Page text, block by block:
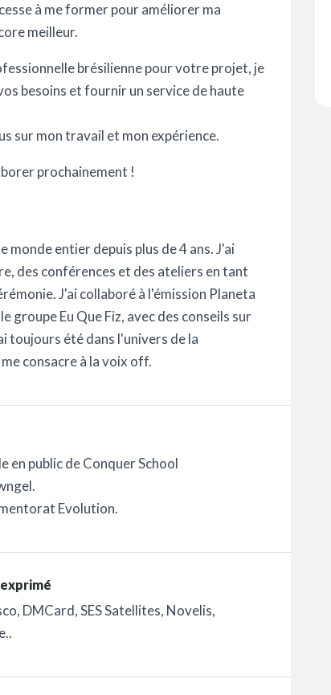
à me former pour améliorer ma
meilleur.
brésilienne pour votre projet, je
besoins et fournir un service de haute
sur mon travail et mon expérience.
prochainement !
monde entier depuis plus de 4 ans. J'ai
des conférences et des ateliers en tant
J'ai collaboré à l'émission Planeta
groupe Eu Que Fiz, avec des conseils sur
toujours été dans l'univers de la
consacre à la voix off.
en public de Conquer School
Evolution.
DMCard, SES Satellites, Novelis,